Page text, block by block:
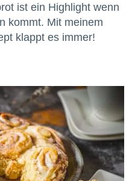
ist ein Highlight wenn
kommt. Mit meinem
klappt es immer!